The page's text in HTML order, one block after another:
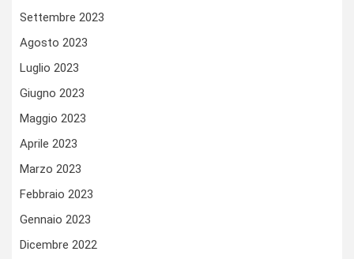
Settembre 2023
Agosto 2023
Luglio 2023
Giugno 2023
Maggio 2023
Aprile 2023
Marzo 2023
Febbraio 2023
Gennaio 2023
Dicembre 2022